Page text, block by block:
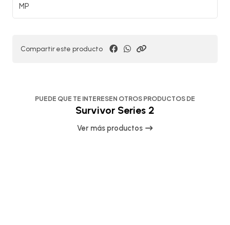
MP
Compartir este producto
PUEDE QUE TE INTERESEN OTROS PRODUCTOS DE
Survivor Series 2
Ver más productos